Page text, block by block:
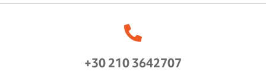
+30 210 3642707